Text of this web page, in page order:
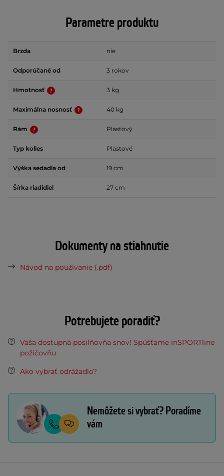
Parametre produktu
Brzda nie
Odporúčané od 3 rokov
Hmotnosť 3 kg
Maximálna nosnosť 40 kg
Rám Plastový
Typ kolies Plastové
Výška sedadla od 19 cm
Šírka riadidiel 27 cm
Dokumenty na stiahnutie
Návod na používanie (.pdf)
Potrebujete poradiť?
Vaša dostupná posilňovňa snov! Spúšťame inSPORTline
požičovňu
Ako vybrať odrážadlo?
Nemôžete si vybrať? Poradíme
vám